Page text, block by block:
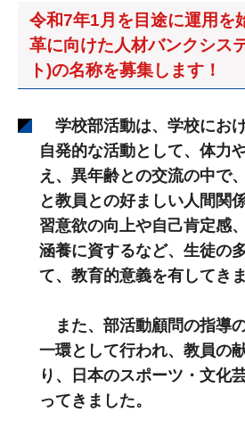
令和7年1月を目途に運用を
革に向けた人材バンクシス
ト)の名称を募集します！
学校部活動は、学校にお
自発的な活動として、体力
え、異年齢との交流の中で
と教員との好ましい人間関
習意欲の向上や自己肯定感
涵養に資するなど、生徒の
て、教育的意義を有してきま
また、部活動顧問の指導
一環として行われ、教員の
り、日本のスポーツ・文化
ってきました。